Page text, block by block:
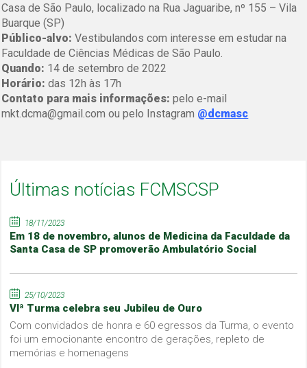
Casa de São Paulo, localizado na Rua Jaguaribe, nº 155 – Vila
Buarque (SP)
Público-alvo: Vestibulandos com interesse em estudar na
Faculdade de Ciências Médicas de São Paulo.
Quando: 14 de setembro de 2022
Horário: das 12h às 17h
Contato para mais informações: pelo e-mail
mkt.dcma@gmail.com ou pelo Instagram @dcmasc
Últimas notícias FCMSCSP
18/11/2023
Em 18 de novembro, alunos de Medicina da Faculdade da
Santa Casa de SP promoverão Ambulatório Social
25/10/2023
VIª Turma celebra seu Jubileu de Ouro
Com convidados de honra e 60 egressos da Turma, o evento
foi um emocionante encontro de gerações, repleto de
memórias e homenagens